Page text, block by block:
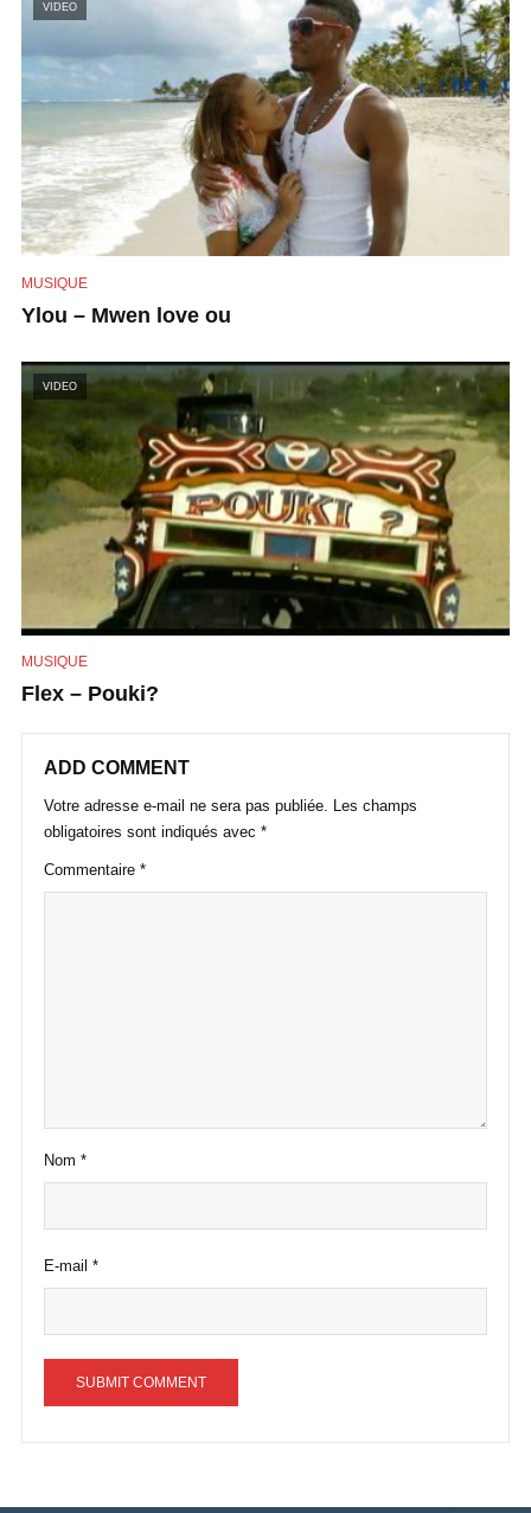
VIDEO
MUSIQUE
Ylou – Mwen love ou
VIDEO
MUSIQUE
Flex – Pouki?
ADD COMMENT
Votre adresse e-mail ne sera pas publiée. Les champs
obligatoires sont indiqués avec *
Commentaire *
Nom *
E-mail *